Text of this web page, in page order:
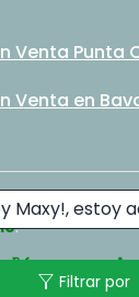
Maxy!, estoy
filter_alt Filtrar por
Venta Punta
Venta en
rights
.